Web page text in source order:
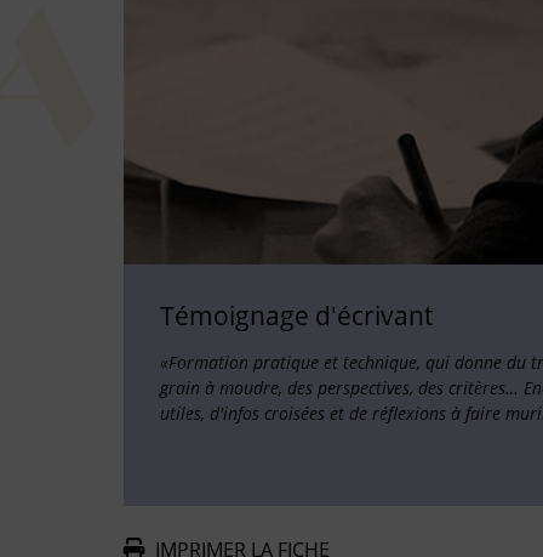
Témoignage d'écrivant
«Formation pratique et technique, qui donne du
grain à moudre, des perspectives, des critères…
utiles, d'infos croisées et de réflexions à faire
IMPRIMER LA FICHE